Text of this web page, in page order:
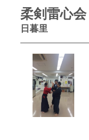
柔剣雷心会
日暮里